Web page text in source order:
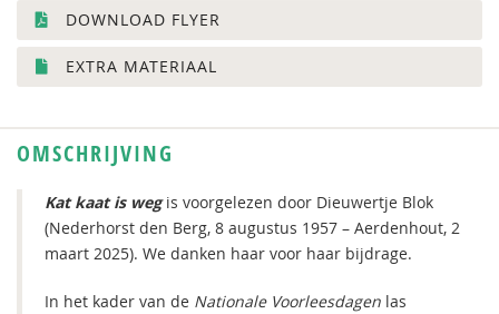
DOWNLOAD FLYER
EXTRA MATERIAAL
OMSCHRIJVING
Kat kaat is wegis voorgelezen door Dieuwertje Blok
(Nederhorst den Berg, 8 augustus 1957 – Aerdenhout, 2
maart 2025). We danken haar voor haar bijdrage.
In het kader van de Nationale Voorleesdagen las